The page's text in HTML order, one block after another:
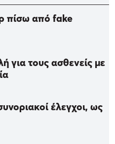
πίσω από fake
για τους ασθενείς με
έλεγχοι, ως